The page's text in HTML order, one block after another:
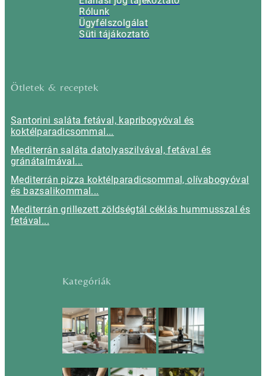
Rólunk
Ügyfélszolgálat
Süti tájákoztató
Ötletek & receptek
Santorini saláta fetával, kapribogyóval és
koktélparadicsommal...
Mediterrán saláta datolyaszilvával, fetával és
gránátalmával...
Mediterrán pizza koktélparadicsommal, olívabogyóval
és bazsalikommal...
Mediterrán grillezett zöldségtál céklás hummusszal és
fetával...
Kategóriák